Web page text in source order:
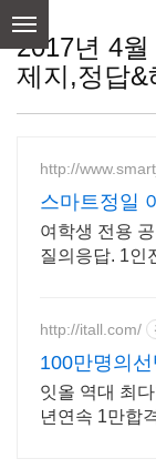
content
2017년 4
제지,정답&
http://
스마트정일
원
여학생 전용
질의응답. 1인
http://itall.com/
100만명의
잇올 역대 최
년연속 1만합